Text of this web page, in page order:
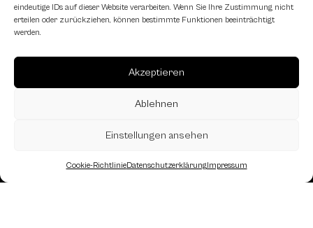
eindeutige IDs auf dieser Website verarbeiten. Wenn Sie Ihre Zustimmung nicht
erteilen oder zurückziehen, können bestimmte Funktionen beeinträchtigt
werden.
Akzeptieren
Ablehnen
Einstellungen ansehen
Cookie-RichtlinieDatenschutzerklärungImpressum